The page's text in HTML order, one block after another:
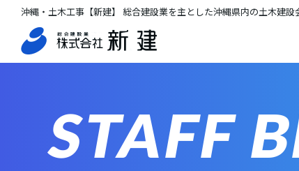
沖縄・土木工事【新建】 総合建設業を主とした沖縄県内の土木建設
STAFF